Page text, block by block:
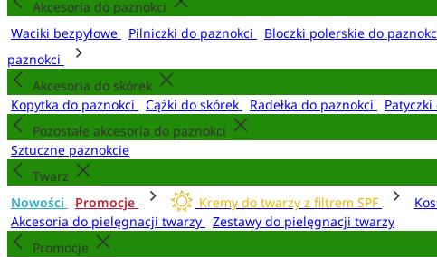
Akcesoria do paznokci
Waciki bezpyłowe
Pilniczki do paznokci Bloczki polerskie do
paznokci
Akcesoria do skórek
Kopytka do paznokci
Cążki do skórek Radełka do paznokci
Pozostałe akcesoria do paznokci
Sztuczne paznokcie
Twarz
Nowości
Promocje Kremy do twarzy z filtrem SPF
Akcesoria do pielęgnacji twarzy
Zestawy do pielęgnacji twarzy
Promocje